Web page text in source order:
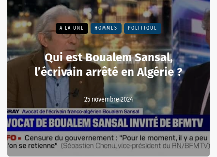
A LA UNE HOMMES POLITIQUE
Qui est Boualem Sansal,
l’écrivain arrêté en Algérie ?
25 novembre 2024